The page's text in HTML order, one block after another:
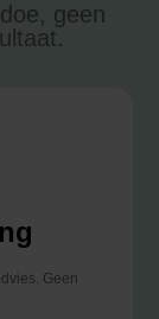
geen
Geen